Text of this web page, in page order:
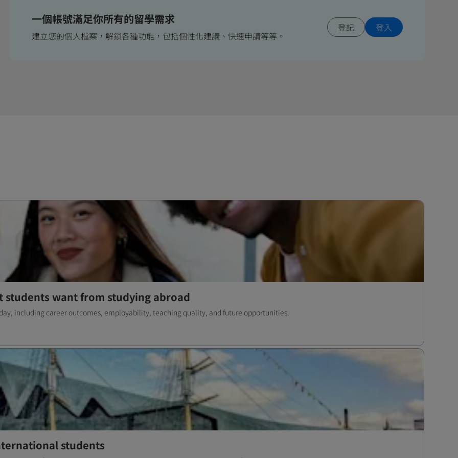
一個帳號滿足你所有的留學需求
建立您的個人檔案，解鎖各種功能，包括個性化建議、快速申請等等。
登記 登入
want from studying abroad
including career outcomes, employability, teaching quality, and future opportunities.
students